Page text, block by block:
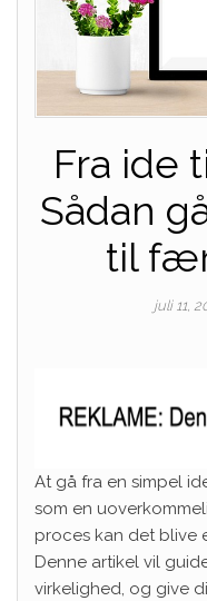
Fra ide
Sådan
til
juli 11,
At gå fra en simpel
som en
proces kan det blive
Denne artikel vil
virkelighed, og give